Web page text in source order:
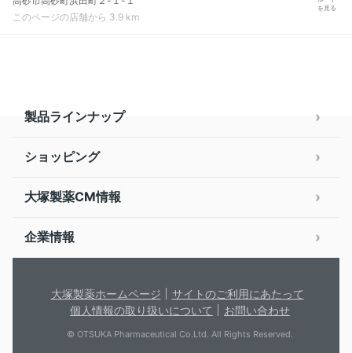
このページの店舗から 3.9 km
を見る
製品ラインナップ
ショッピング
大塚製薬CM情報
企業情報
大塚製薬ホームページ
サイトのご利用にあたって
個人情報の取り扱いについて
お問い合わせ
© OTSUKA Pharmaceutical Co.Ltd. All Rights Reserved.